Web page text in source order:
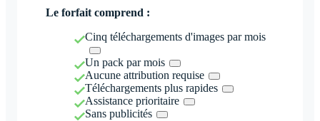
Le forfait comprend :
Cinq téléchargements d'images par mois
Un pack par mois
Aucune attribution requise
Téléchargements plus rapides
Assistance prioritaire
Sans publicités